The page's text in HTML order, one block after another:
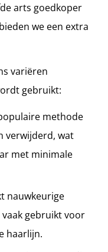
arts goedkoper
we een extra
variëren
gebruikt:
methode
verwijderd, wat
met minimale
nauwkeurige
gebruikt voor
haarlijn.